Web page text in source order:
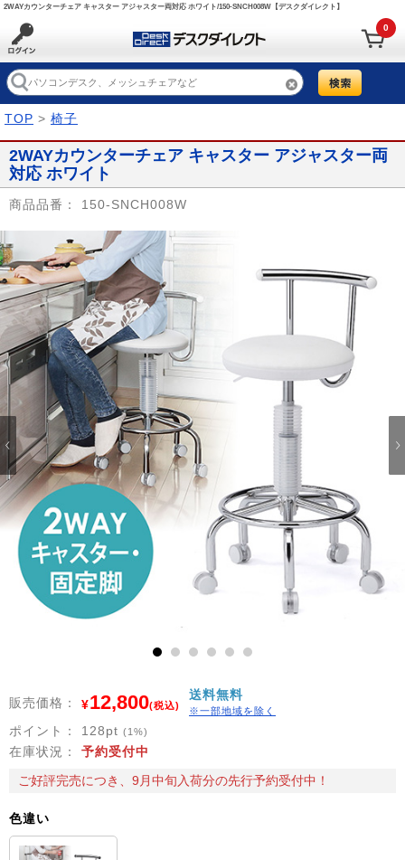
2WAYカウンターチェア キャスター アジャスター両対応 ホワイト/150-SNCH008W【デスクダイレクト】
0
TOP > 椅子
2WAYカウンターチェア キャスター アジャスター両
対応 ホワイト
商品品番： 150-SNCH008W
販売価格： ¥12,800(税込)
送料無料
※一部地域を除く
ポイント： 128pt (1%)
在庫状況：
予約受付中
ご好評完売につき、9月中旬入荷分の先行予約受付中！
色違い